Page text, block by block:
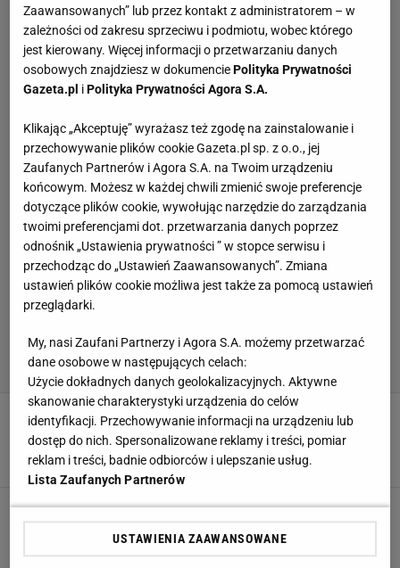
Gal Gadot w trakcie zdjęć do "Wonder Woman
1984" była na specjalnej diecie. Jak wyglądały
przygotowania do roli?
MATERIAŁ PROMOCYJNY PR
POPULARNE NAJNOWSZE
Zaawansowanych” lub przez kontakt z administratorem – w
zależności od zakresu sprzeciwu i podmiotu, wobec którego
jest kierowany. Więcej informacji o przetwarzaniu danych
osobowych znajdziesz w dokumencie Polityka Prywatności
Gazeta.pl i Polityka Prywatności Agora S.A.
Klikając „Akceptuję” wyrażasz też zgodę na zainstalowanie i
przechowywanie plików cookie Gazeta.pl sp. z o.o., jej
Zaufanych Partnerów i Agora S.A. na Twoim urządzeniu
końcowym. Możesz w każdej chwili zmienić swoje preferencje
dotyczące plików cookie, wywołując narzędzie do zarządzania
twoimi preferencjami dot. przetwarzania danych poprzez
odnośnik „Ustawienia prywatności ” w stopce serwisu i
przechodząc do „Ustawień Zaawansowanych”. Zmiana
ustawień plików cookie możliwa jest także za pomocą ustawień
przeglądarki.
My, nasi Zaufani Partnerzy i Agora S.A. możemy przetwarzać
dane osobowe w następujących celach:
Użycie dokładnych danych geolokalizacyjnych. Aktywne
skanowanie charakterystyki urządzenia do celów
identyfikacji. Przechowywanie informacji na urządzeniu lub
dostęp do nich. Spersonalizowane reklamy i treści, pomiar
reklam i treści, badnie odbiorców i ulepszanie usług.
Lista Zaufanych Partnerów
USTAWIENIA ZAAWANSOWANE